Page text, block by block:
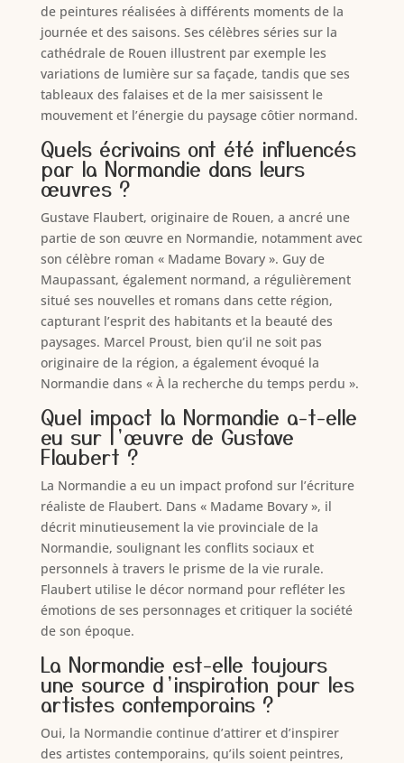
de peintures réalisées à différents moments de la
journée et des saisons. Ses célèbres séries sur la
cathédrale de Rouen illustrent par exemple les
variations de lumière sur sa façade, tandis que ses
tableaux des falaises et de la mer saisissent le
mouvement et l’énergie du paysage côtier normand.
Quels écrivains ont été influencés
par la Normandie dans leurs
œuvres ?
Gustave Flaubert, originaire de Rouen, a ancré une
partie de son œuvre en Normandie, notamment avec
son célèbre roman « Madame Bovary ». Guy de
Maupassant, également normand, a régulièrement
situé ses nouvelles et romans dans cette région,
capturant l’esprit des habitants et la beauté des
paysages. Marcel Proust, bien qu’il ne soit pas
originaire de la région, a également évoqué la
Normandie dans « À la recherche du temps perdu ».
Quel impact la Normandie a-t-elle
eu sur l’œuvre de Gustave
Flaubert ?
La Normandie a eu un impact profond sur l’écriture
réaliste de Flaubert. Dans « Madame Bovary », il
décrit minutieusement la vie provinciale de la
Normandie, soulignant les conflits sociaux et
personnels à travers le prisme de la vie rurale.
Flaubert utilise le décor normand pour refléter les
émotions de ses personnages et critiquer la société
de son époque.
La Normandie est-elle toujours
une source d’inspiration pour les
artistes contemporains ?
Oui, la Normandie continue d’attirer et d’inspirer
des artistes contemporains, qu’ils soient peintres,